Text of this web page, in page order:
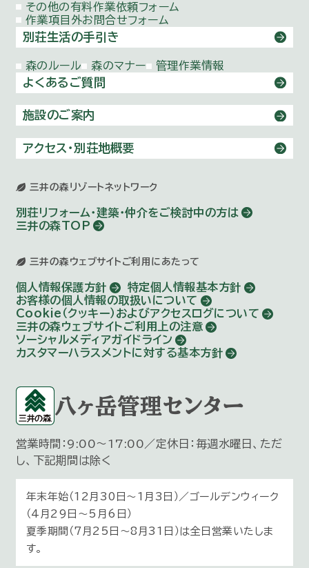
その他の有料作業依頼フォーム
作業項目外お問合せフォーム
別荘生活の手引き
森のルール 森のマナー 管理作業情報
よくあるご質問
施設のご案内
アクセス・別荘地概要
三井の森リゾートネットワーク
別荘リフォーム・建築・仲介をご検討中の方は
三井の森TOP
三井の森ウェブサイトご利用にあたって
個人情報保護方針
特定個人情報基本方針
お客様の個人情報の取扱いについて
Cookie（クッキー）およびアクセスログについて
三井の森ウェブサイトご利用上の注意
ソーシャルメディアガイドライン
カスタマーハラスメントに対する基本方針
八ヶ岳管理センター
営業時間：9:00～17:00／定休日：毎週水曜日、ただ
し、下記期間は除く
年末年始（12月30日〜1月3日）／ゴールデンウィーク
（4月29日～5月6日）
夏季期間（7月25日～8月31日）は全日営業いたしま
す。